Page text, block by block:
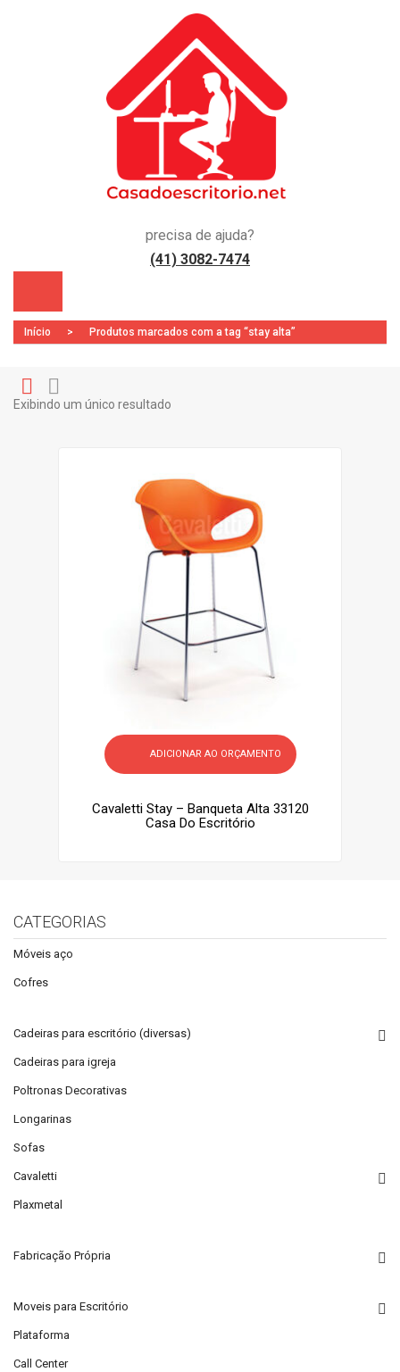
precisa de ajuda?
(41) 3082-7474
Início > Produtos marcados com a tag “stay alta”
Exibindo um único resultado
ADICIONAR AO ORÇAMENTO
Cavaletti Stay – Banqueta Alta 33120
Casa Do Escritório
CATEGORIAS
Móveis aço
Cofres
Cadeiras para escritório (diversas)
Cadeiras para igreja
Poltronas Decorativas
Longarinas
Sofas
Cavaletti
Plaxmetal
Fabricação Própria
Moveis para Escritório
Plataforma
Call Center